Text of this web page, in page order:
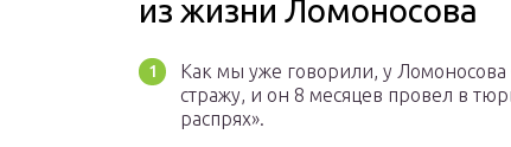
из жизни Ломоносова
Как мы уже говорили, у
стражу, и он 8 месяцев провел в
распрях».